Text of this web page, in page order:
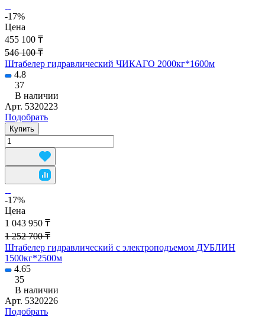
-17%
Цена
455 100 ₸
546 100 ₸
Штабелер гидравлический ЧИКАГО 2000кг*1600м
4.8
37
В наличии
Арт. 5320223
Подобрать
Купить
-17%
Цена
1 043 950 ₸
1 252 700 ₸
Штабелер гидравлический с электроподъемом ДУБЛИН
1500кг*2500м
4.65
35
В наличии
Арт. 5320226
Подобрать